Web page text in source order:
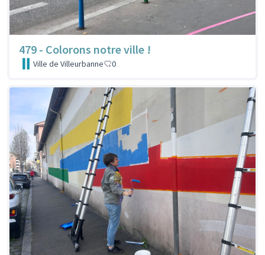
479 - Colorons notre ville !
Ville de Villeurbanne 0